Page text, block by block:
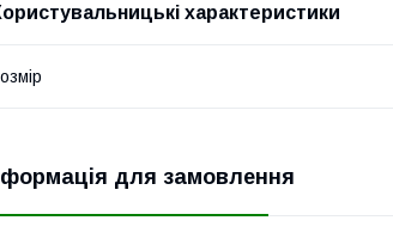
характеристики
для замовлення